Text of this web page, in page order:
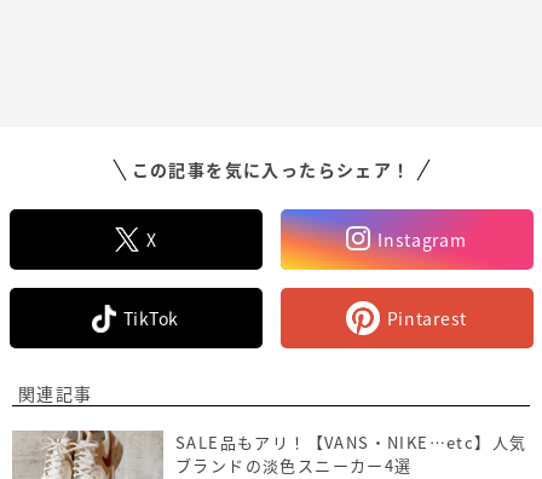
この記事を気に入ったらシェア！
X Instagram
TikTok Pintarest
関連記事
SALE品もアリ！【VANS・NIKE…etc】人気
ブランドの淡色スニーカー4選